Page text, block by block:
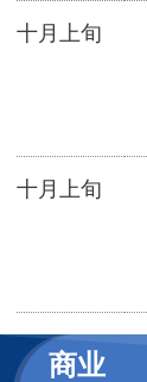
十月上旬
十月上旬
商业